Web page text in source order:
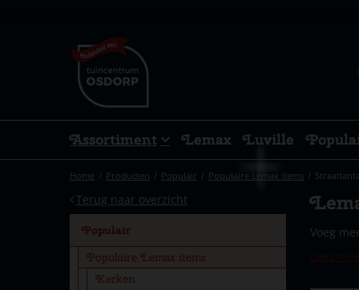
Home Producten Populair Populaire Lemax items
Assortiment Lemax Luville
Voeg
Lees
Terug naar overzicht
Populair
Populaire Lemax items
Kerken